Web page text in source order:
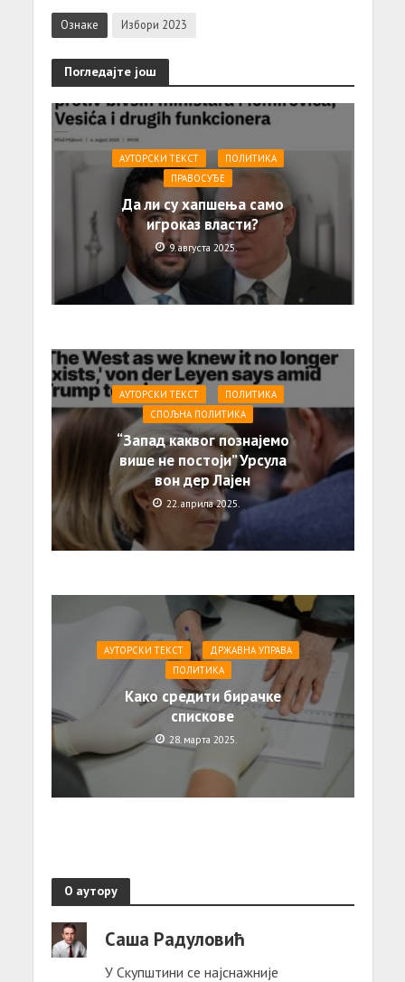
Ознаке Избори 2023
Погледајте још
АУТОРСКИ ТЕКСТ
ПОЛИТИКА
ПРАВОСУЂЕ
Да ли су хапшења само
игроказ власти?
9. августа 2025.
АУТОРСКИ ТЕКСТ
ПОЛИТИКА
СПОЉНА ПОЛИТИКА
“Запад каквог познајемо
више не постоји” Урсула
вон дер Лајен
22. априла 2025.
АУТОРСКИ ТЕКСТ
ДРЖАВНА УПРАВА
ПОЛИТИКА
Како средити бирачке
спискове
28. марта 2025.
О аутору
Саша Радуловић
У Скупштини се најснажније